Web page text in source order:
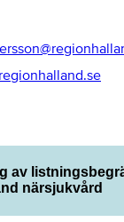
av
närsjukvård